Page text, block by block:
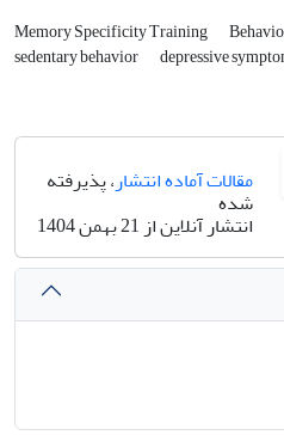
Memory Specificity Training
sedentary behavior depressive
مقالات آماده انتشار، پذیرفته
شده
انتشار آنلاین از 21 بهمن 1404